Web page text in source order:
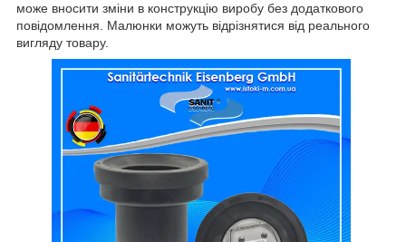
може вносити зміни в конструкцію виробу без додаткового
повідомлення. Малюнки можуть відрізнятися від реального
вигляду товару.